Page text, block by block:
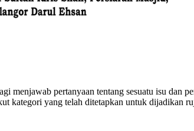
pertanyaan tentang sesuatu isu dan
kategori yang telah ditetapkan untuk dijadikan